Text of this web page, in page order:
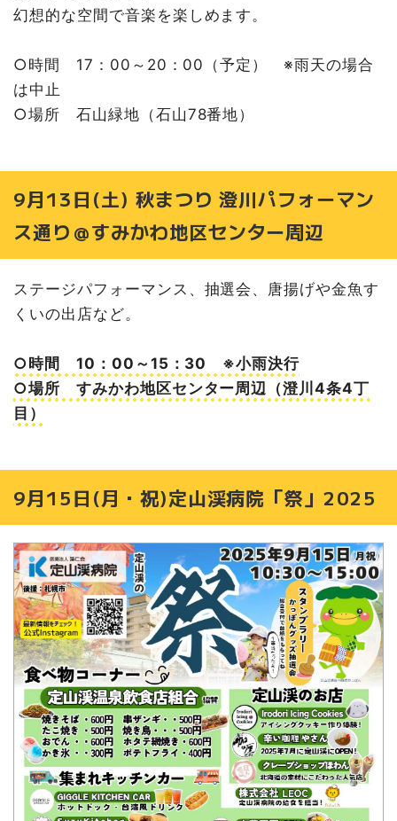
幻想的な空間で音楽を楽しめます。
○時間 17：00～20：00（予定） ※雨天の場合
は中止
○場所 石山緑地（石山78番地）
9月13日(土) 秋まつり 澄川パフォーマン
ス通り＠すみかわ地区センター周辺
ステージパフォーマンス、抽選会、唐揚げや金魚す
くいの出店など。
○時間 10：00～15：30 ※小雨決行
○場所 すみかわ地区センター周辺（澄川4条4丁
目）
9月15日(月・祝)定山渓病院「祭」2025